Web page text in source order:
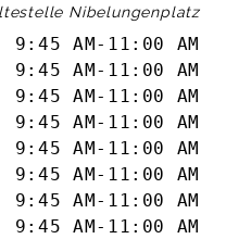
Nibelungenplatz
9:45 AM - 11:00 AM
9:45 AM - 11:00 AM
9:45 AM - 11:00 AM
9:45 AM - 11:00 AM
9:45 AM - 11:00 AM
9:45 AM - 11:00 AM
9:45 AM - 11:00 AM
9:45 AM - 11:00 AM